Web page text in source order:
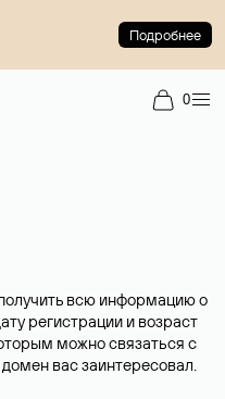
Подробнее
0
всю информацию о
регистрации и возраст
можно связаться с
вас заинтересовал.